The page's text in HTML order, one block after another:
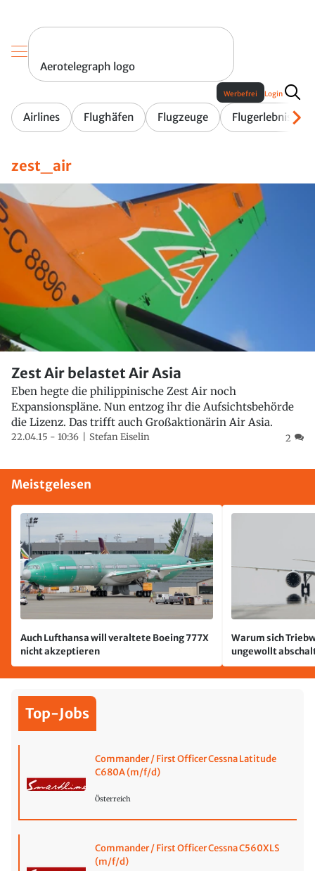
Aerotelegraph logo
Airlines Flughäfen Flugzeuge Flugerlebnis
Werbefrei Login
zest_air
Zest Air belastet Air Asia
Eben hegte die philippinische Zest Air noch
Expansionspläne. Nun entzog ihr die Aufsichtsbehörde
die Lizenz. Das trifft auch Großaktionärin Air Asia.
22.04.15 - 10:36 Stefan Eiselin 2
Meistgelesen
Auch Lufthansa will veraltete Boeing 777X
nicht akzeptieren
Warum sich
ungewollt
passiert
Top-Jobs
Commander / First Officer Cessna Latitude
C680A (m/f/d)
Österreich
Commander / First Officer Cessna C560XLS
(m/f/d)